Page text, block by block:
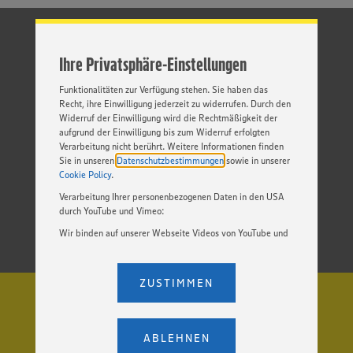
Ihre Privatsphäre-Einstellungen
Cookies und anderer Technologien ist freiwillig und kann
„EINSTELLUNGEN ÄNDERN”. Bitte beachten Sie, dass auf
Basis Ihrer Einstellungen ggf. nicht mehr alle
Funktionalitäten zur Verfügung stehen. Sie haben das
Recht, ihre Einwilligung jederzeit zu widerrufen. Durch den
Widerruf der Einwilligung wird die Rechtmäßigkeit der
aufgrund der Einwilligung bis zum Widerruf erfolgten
Verarbeitung nicht berührt. Weitere Informationen finden
Sie in unseren Datenschutzbestimmungen sowie in unserer
Cookie Policy.
Verarbeitung Ihrer personenbezogenen Daten in den USA
durch YouTube und Vimeo:
Wir binden auf unserer Webseite Videos von YouTube und
Einstellungen bezüglich YouTube und Vimeo zu ändern,
ein, dass Ihre Daten (IP-Adresse, Zeitstempel, ggf.
Nutzerverhalten auf unserer Webseite) an die Anbieter der
Dienste YouTube und Vimeo in den USA übermittelt und
dort verarbeitet werden. Der EuGH sieht die USA als Land
ABLEHNEN
ZUSTIMMEN